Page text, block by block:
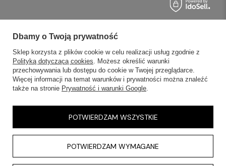
Dbamy o Twoją prywatność
Sklep korzysta z plików cookie w celu realizacji usług zgodnie z
Polityką dotyczącą cookies. Możesz określić warunki
przechowywania lub dostępu do cookie w Twojej przeglądarce.
Więcej informacji na temat warunków i prywatności można znaleźć
także na stronie Prywatność i warunki Google.
POTWIERDZAM WYMAGANE
POTWIERDZAM WSZYSTKIE